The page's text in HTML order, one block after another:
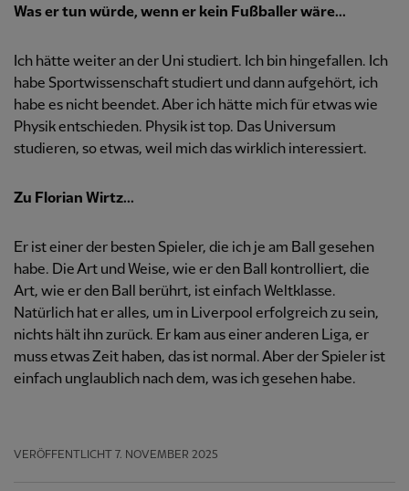
Was er tun würde, wenn er kein Fußballer wäre...
Ich hätte weiter an der Uni studiert. Ich bin hingefallen. Ich
habe Sportwissenschaft studiert und dann aufgehört, ich
habe es nicht beendet. Aber ich hätte mich für etwas wie
Physik entschieden. Physik ist top. Das Universum
studieren, so etwas, weil mich das wirklich interessiert.
Zu Florian Wirtz...
Er ist einer der besten Spieler, die ich je am Ball gesehen
habe. Die Art und Weise, wie er den Ball kontrolliert, die
Art, wie er den Ball berührt, ist einfach Weltklasse.
Natürlich hat er alles, um in Liverpool erfolgreich zu sein,
nichts hält ihn zurück. Er kam aus einer anderen Liga, er
muss etwas Zeit haben, das ist normal. Aber der Spieler ist
einfach unglaublich nach dem, was ich gesehen habe.
VERÖFFENTLICHT 7. NOVEMBER 2025